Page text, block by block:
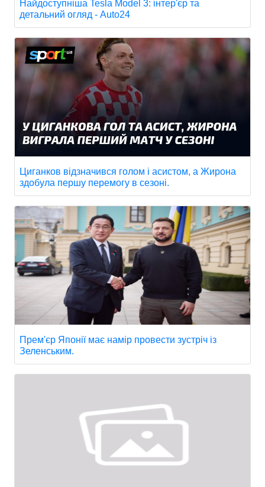
Найдоступніша Tesla Model 3: інтер'єр та
детальний огляд - Auto24
Циганков відзначився голом і асистом, а Жирона
здобула першу перемогу в сезоні.
Прем'єр Японії має намір провести зустріч із
Зеленським.